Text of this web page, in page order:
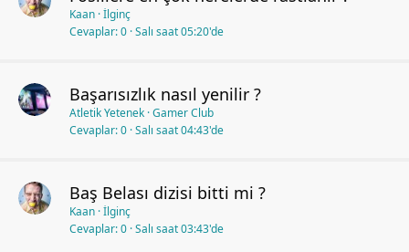
Kaan İlginç
Cevaplar 0 Salı saat 05:20'de
Başarısızlık nasıl yenilir ?
Atletik Yetenek Gamer Club
Cevaplar 0 Salı saat 04:43'de
Baş Belası dizisi bitti mi ?
Kaan İlginç
Cevaplar 0 Salı saat 03:43'de